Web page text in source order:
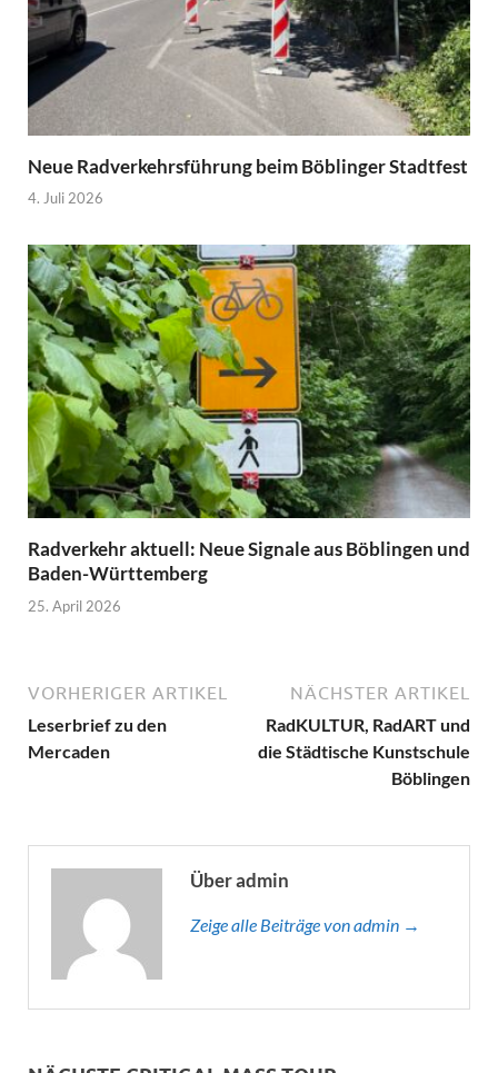
Neue Radverkehrsführung beim Böblinger Stadtfest
4. Juli 2026
Radverkehr aktuell: Neue Signale aus Böblingen und
Baden-Württemberg
25. April 2026
VORHERIGER ARTIKEL
Leserbrief zu den
Mercaden
NÄCHSTER ARTIKEL
RadKULTUR, RadART und
die Städtische Kunstschule
Böblingen
Über admin
Zeige alle Beiträge von admin →